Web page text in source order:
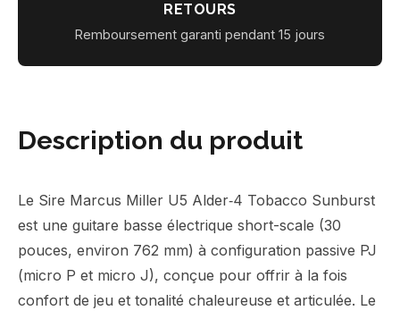
RETOURS
Remboursement garanti pendant 15 jours
Description du produit
Le Sire Marcus Miller U5 Alder‑4 Tobacco Sunburst
est une guitare basse électrique short-scale (30
pouces, environ 762 mm) à configuration passive PJ
(micro P et micro J), conçue pour offrir à la fois
confort de jeu et tonalité chaleureuse et articulée. Le